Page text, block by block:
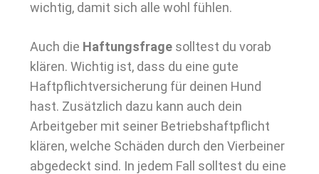
wichtig, damit sich alle wohl fühlen.
Auch die Haftungsfrage solltest du vorab
klären. Wichtig ist, dass du eine gute
Haftpflichtversicherung für deinen Hund
hast. Zusätzlich dazu kann auch dein
Arbeitgeber mit seiner Betriebshaftpflicht
klären, welche Schäden durch den Vierbeiner
abgedeckt sind. In jedem Fall solltest du eine